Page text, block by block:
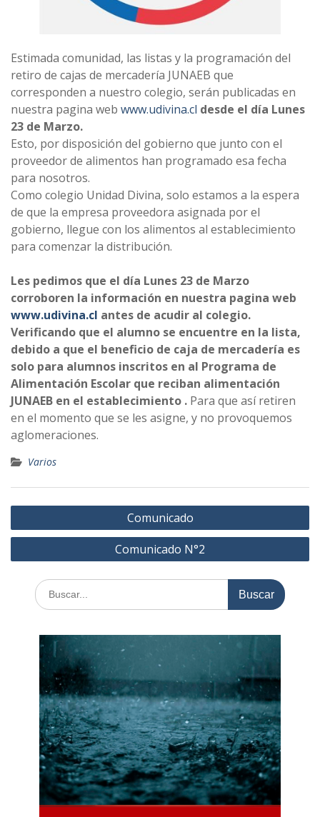
Estimada comunidad, las listas y la programación del
retiro de cajas de mercadería JUNAEB que
corresponden a nuestro colegio, serán publicadas en
nuestra pagina web www.udivina.cl desde el día Lunes
23 de Marzo.
Esto, por disposición del gobierno que junto con el
proveedor de alimentos han programado esa fecha
para nosotros.
Como colegio Unidad Divina, solo estamos a la espera
de que la empresa proveedora asignada por el
gobierno, llegue con los alimentos al establecimiento
para comenzar la distribución.
Les pedimos que el día Lunes 23 de Marzo
corroboren la información en nuestra pagina web
www.udivina.cl antes de acudir al colegio.
Verificando que el alumno se encuentre en la lista,
debido a que el beneficio de caja de mercadería es
solo para alumnos inscritos en al Programa de
Alimentación Escolar que reciban alimentación
JUNAEB en el establecimiento . Para que así retiren
en el momento que se les asigne, y no provoquemos
aglomeraciones.
Varios
Navegación
de
Comunicado
Comunicado N°2
Buscar: